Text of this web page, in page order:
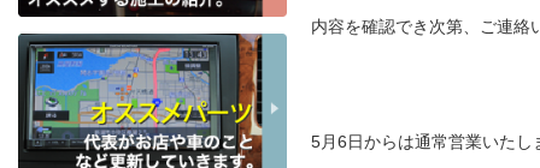
内容を確認でき次第、ご連絡
5月6日からは通常営業いた